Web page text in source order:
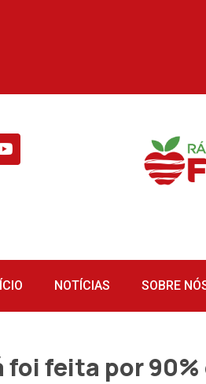
NOTÍCIAS SOBRE
foi feita por